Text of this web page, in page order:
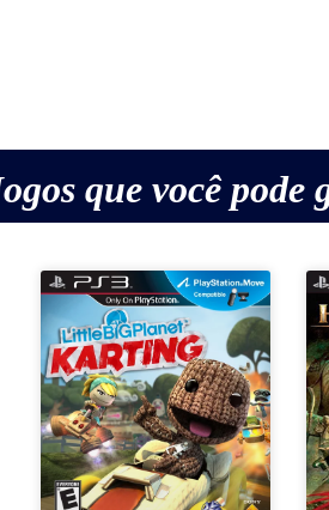
que você pode